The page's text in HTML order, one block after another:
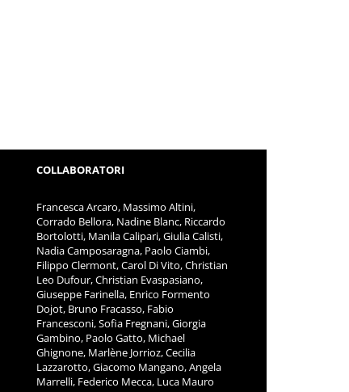
COLLABORATORI
Francesca Arcaro, Massimo Altini,
Corrado Bellora, Nadine Blanc, Riccardo
Bortolotti, Manila Calipari, Giulia Calisti,
Nadia Camposaragna, Paolo Ciambi,
Filippo Clermont, Carol Di Vito, Christian
Leo Dufour, Christian Evaspasiano,
Giuseppe Farinella, Enrico Formento
Dojot, Bruno Fracasso, Fabio
Francesconi, Sofia Fregnani, Giorgia
Gambino, Paolo Gatto, Michael
Ghignone, Marlène Jorrioz, Cecilia
Lazzarotto, Giacomo Mangano, Angela
Marrelli, Federico Mecca, Luca Mauro